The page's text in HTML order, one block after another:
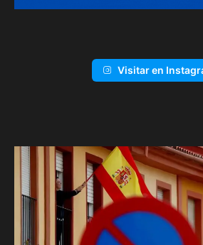
Visitar en